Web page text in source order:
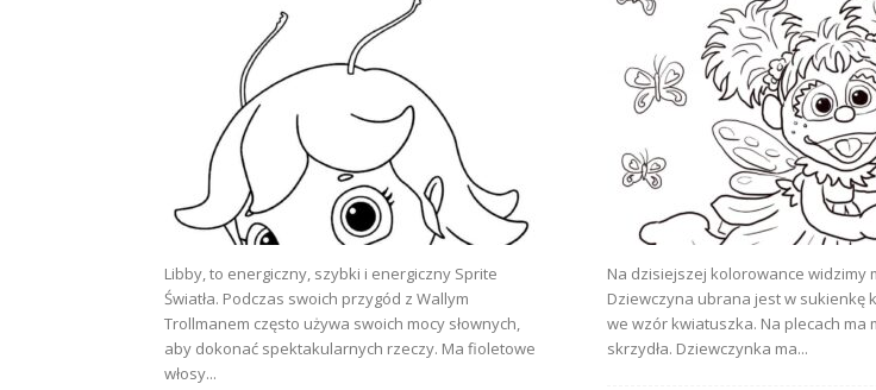
Libby, to energiczny, szybki i energiczny Sprite
Światła. Podczas swoich przygód z Wallym
Trollmanem często używa swoich mocy słownych,
aby dokonać spektakularnych rzeczy. Ma fioletowe
włosy...
Na dzisiejszej kolorowance widzimy
Dziewczyna ubrana jest w sukienkę
we wzór kwiatuszka. Na plecach ma
skrzydła. Dziewczynka ma...